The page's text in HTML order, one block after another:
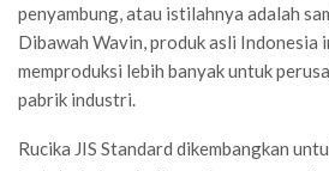
penyambung, atau istilahnya adalah
Dibawah Wavin, produk asli Indonesia
memproduksi lebih banyak untuk
pabrik industri.
Rucika JIS Standard dikembangkan